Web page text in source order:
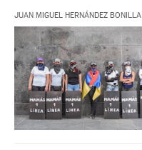
JUAN MIGUEL HERNÁNDEZ BONILLA